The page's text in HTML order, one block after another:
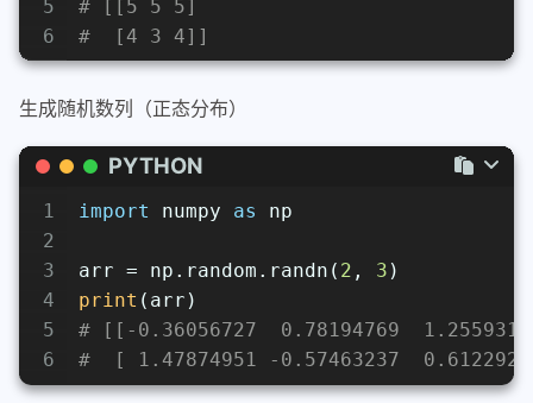
5
6
# [[5 5 5]
#  [4 3 4]]
生成随机数列（正态分布）
PYTHON
1
2
3
4
5
6
import numpy as np
arr = np.random.randn( 2 , 3 )
print (arr)
# [[-0.36056727  0.78194769
#  [ 1.47874951 -0.57463237